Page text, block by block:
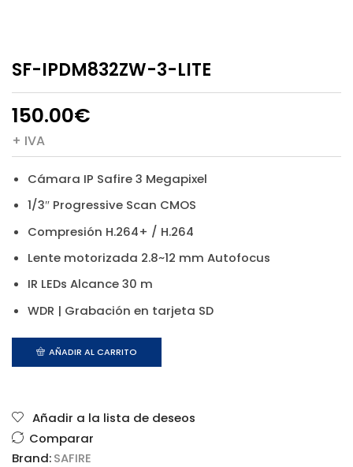
SF-IPDM832ZW-3-LITE
150.00€
+ IVA
Cámara IP Safire 3 Megapixel
1/3″ Progressive Scan CMOS
Compresión H.264+ / H.264
Lente motorizada 2.8~12 mm Autofocus
IR LEDs Alcance 30 m
WDR | Grabación en tarjeta SD
AÑADIR AL CARRITO
Añadir a la lista de deseos
Comparar
Brand:SAFIRE